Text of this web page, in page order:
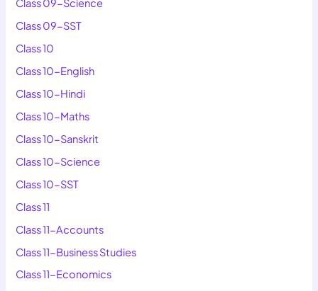
Class 09-Science
Class 09-SST
Class 10
Class 10-English
Class 10-Hindi
Class 10-Maths
Class 10-Sanskrit
Class 10-Science
Class 10-SST
Class 11
Class 11-Accounts
Class 11-Business Studies
Class 11-Economics